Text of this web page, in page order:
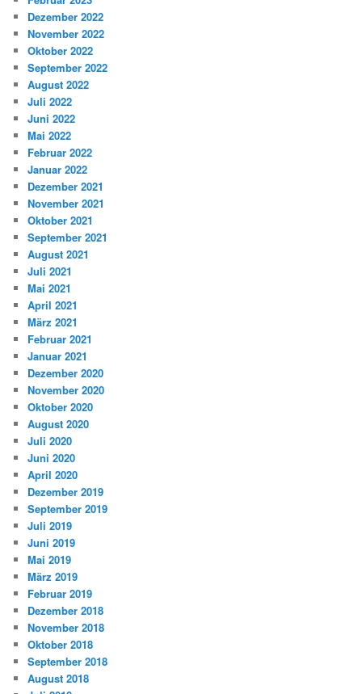
Dezember 2022
November 2022
Oktober 2022
September 2022
August 2022
Juli 2022
Juni 2022
Mai 2022
Februar 2022
Januar 2022
Dezember 2021
November 2021
Oktober 2021
September 2021
August 2021
Juli 2021
Mai 2021
April 2021
März 2021
Februar 2021
Januar 2021
Dezember 2020
November 2020
Oktober 2020
August 2020
Juli 2020
Juni 2020
April 2020
Dezember 2019
September 2019
Juli 2019
Juni 2019
Mai 2019
März 2019
Februar 2019
Dezember 2018
November 2018
Oktober 2018
September 2018
August 2018